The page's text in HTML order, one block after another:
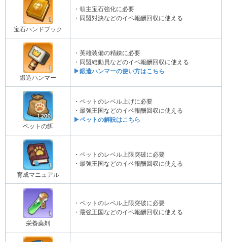
宝石ハンドブック
・領主宝石強化に必要
・同盟対決などのイベ報酬回収に使える
鍛造ハンマー
・英雄装備の精錬に必要
・同盟総動員などのイベ報酬回収に使える
▶鍛造ハンマーの使い方はこちら
ペットの餌
・ペットのレベル上げに必要
・最強王国などのイベ報酬回収に使える
▶ペットの解説はこちら
育成マニュアル
・ペットのレベル上限突破に必要
・最強王国などのイベ報酬回収に使える
栄養薬剤
・ペットのレベル上限突破に必要
・最強王国などのイベ報酬回収に使える